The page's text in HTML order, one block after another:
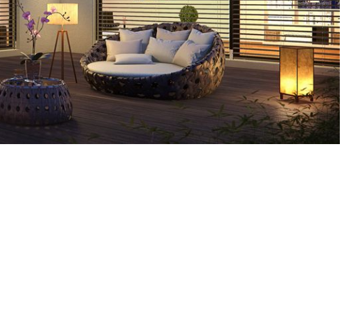
Wintergartenbeschattungen
ARNEX
TARGA
Alu-Fensterläden
Bewegliche Lamellen
E
Feste Lamellen A
Klapp- /Schiebeladen
Klappladen aus Holz